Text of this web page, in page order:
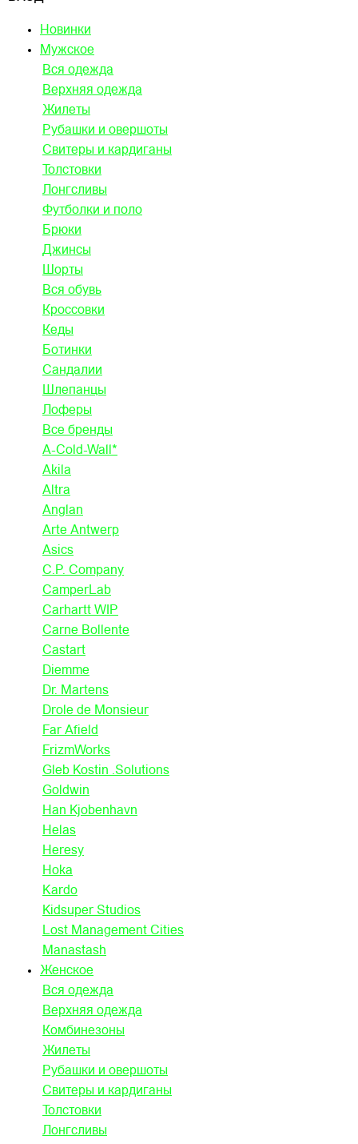
Новинки
Мужское
Вся одежда
Верхняя одежда
Жилеты
Рубашки и овершоты
Свитеры и кардиганы
Толстовки
Лонгсливы
Футболки и поло
Брюки
Джинсы
Шорты
Вся обувь
Кроссовки
Кеды
Ботинки
Сандалии
Шлепанцы
Лоферы
Все бренды
A-Cold-Wall*
Akila
Altra
Anglan
Arte Antwerp
Asics
C.P. Company
CamperLab
Carhartt WIP
Carne Bollente
Castart
Diemme
Dr. Martens
Drole de Monsieur
Far Afield
FrizmWorks
Gleb Kostin .Solutions
Goldwin
Han Kjobenhavn
Helas
Heresy
Hoka
Kardo
Kidsuper Studios
Lost Management Cities
Manastash
Женское
Вся одежда
Верхняя одежда
Комбинезоны
Жилеты
Рубашки и овершоты
Свитеры и кардиганы
Толстовки
Лонгсливы